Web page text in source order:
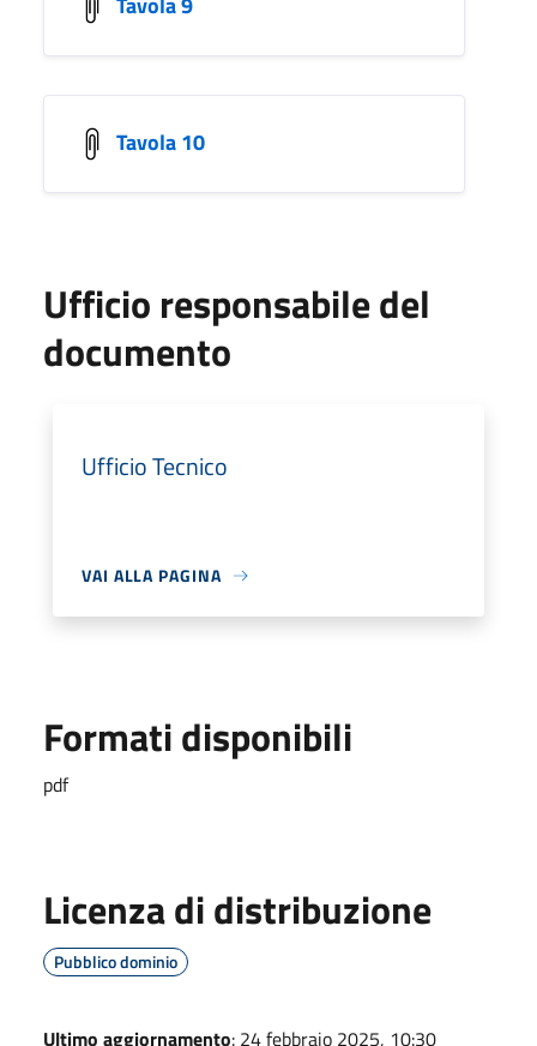
Tavola 10
Ufficio responsabile del
documento
Ufficio Tecnico
VAI ALLA PAGINA
Formati disponibili
pdf
Licenza di distribuzione
Pubblico dominio
Ultimo aggiornamento: 24 febbraio 2025, 10:30